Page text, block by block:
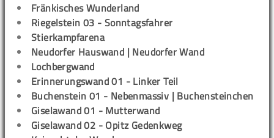
Fränkisches Wunderland
Riegelstein 03 - Sonntagsfahrer
Stierkampfarena
Neudorfer Hauswand | Neudorfer Wand
Lochbergwand
Erinnerungswand 01 - Linker Teil
Buchenstein 01 - Nebenmassiv | Buchensteinchen
Giselawand 01 - Mutterwand
Giselawand 02 - Opitz Gedenkweg